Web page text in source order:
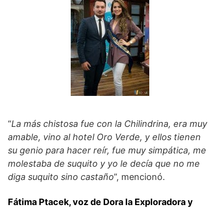
“La más chistosa fue con la Chilindrina, era muy
amable, vino al hotel Oro Verde, y ellos tienen
su genio para hacer reír, fue muy simpática, me
molestaba de suquito y yo le decía que no me
diga suquito sino castaño”, mencionó.
Fátima Ptacek, voz de Dora la Exploradora y